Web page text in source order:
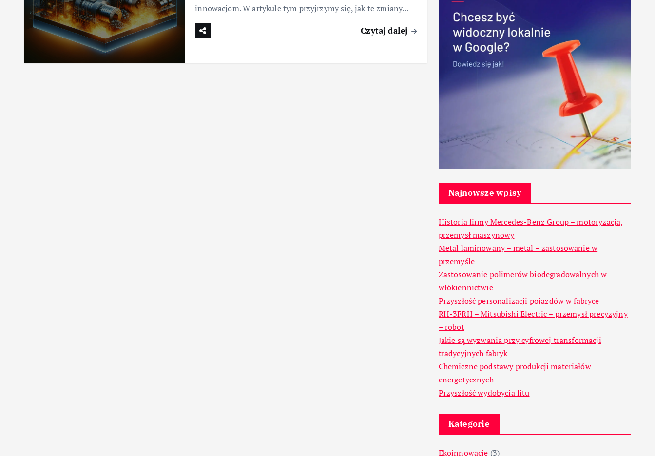
innowacjom. W artykule tym przyjrzymy się, jak te zmiany…
Czytaj dalej
Najnowsze wpisy
Historia firmy Mercedes-Benz Group – motoryzacja,
przemysł maszynowy
Metal laminowany – metal – zastosowanie w
przemyśle
Zastosowanie polimerów biodegradowalnych w
włókiennictwie
Przyszłość personalizacji pojazdów w fabryce
RH-3FRH – Mitsubishi Electric – przemysł precyzyjny
– robot
Jakie są wyzwania przy cyfrowej transformacji
tradycyjnych fabryk
Chemiczne podstawy produkcji materiałów
energetycznych
Przyszłość wydobycia litu
Kategorie
Ekoinnowacje (3)